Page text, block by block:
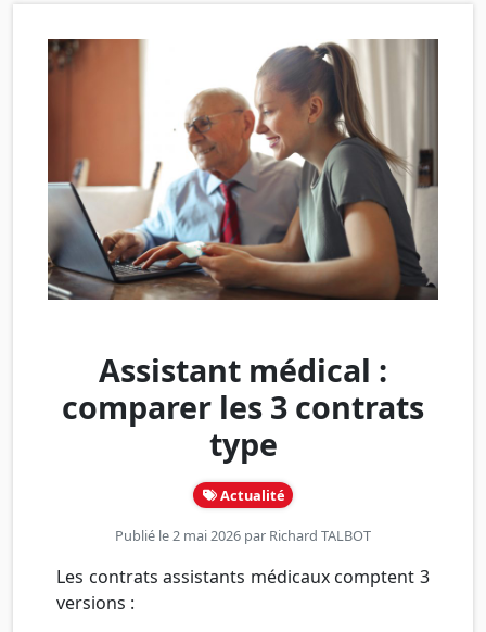
Assistant médical :
comparer les 3 contrats
type
Actualité
Publié le 2 mai 2026 par Richard TALBOT
Les contrats assistants médicaux comptent 3
versions :